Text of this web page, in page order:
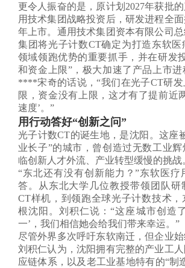
更令人振奋的是，原计划2027年获批
用技术集团战略投资后，研发进程全
年上市。通用技术集团资本有限公司总
集团将光子计数CT确定为打造东软医
领域领跑优势的重要抓手，并在研发
和资金上限”，极大加速了产品上市
****宋奇的话说，“我们在光子CT研
限，资金没有上限，这才有了提前近
速度’。”
用行动答好“创新之问”
光子计数CT的诞生地，是沈阳。这座
业长子”的城市，曾创造过无数工业辉
临创新人才外流、产业转型缓慢的挑战
“东北还有没有创新能力？”东软医疗
答。从东北大学几位教授带领团队研
CT样机，到领跑全球光子计数技术，
根沈阳。刘积仁说：“这座城市创造
一’，我们相信她会给我们带来幸运。”
尽管外界多次呼吁东软南迁，但企业始
刘积仁认为，沈阳拥有完整的产业工
应链体系，以及老工业基地特有的“制